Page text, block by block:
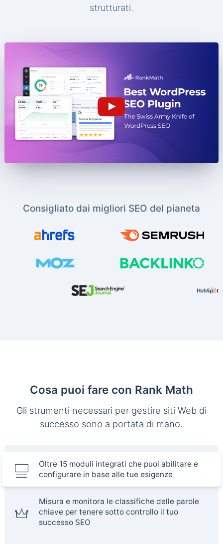
strutturati.
Consigliato dai migliori SEO del pianeta
Cosa puoi fare con Rank Math
Gli strumenti necessari per gestire siti Web di
successo sono a portata di mano.
Oltre 15 moduli integrati che puoi abilitare e
configurare in base alle tue esigenze
Misura e monitora le classifiche delle parole
chiave per tenere sotto controllo il tuo
successo SEO